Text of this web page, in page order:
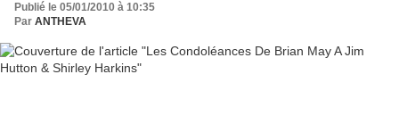
Publié le 05/01/2010 à 10:35
Par ANTHEVA